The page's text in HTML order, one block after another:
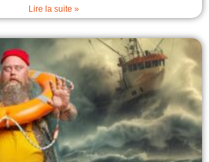
Lire la suite »